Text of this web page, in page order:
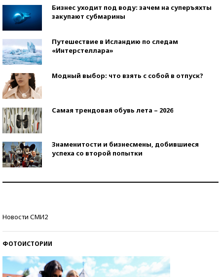
Бизнес уходит под воду: зачем на суперъяхты
закупают субмарины
Путешествие в Исландию по следам
«Интерстеллара»
Модный выбор: что взять с собой в отпуск?
Самая трендовая обувь лета – 2026
Знаменитости и бизнесмены, добившиеся
успеха со второй попытки
Новости СМИ2
ФОТОИСТОРИИ